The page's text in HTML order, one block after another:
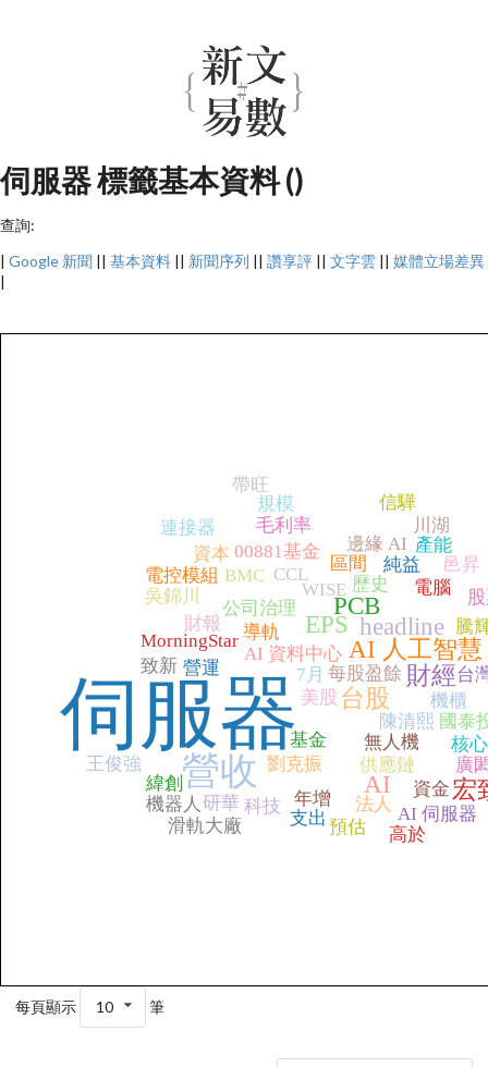
伺服器 標籤基本資料 ()
查詢:
| Google 新聞 || 基本資料 || 新聞序列 || 讚享評 || 文字雲 || 媒體立場差異
|
伺服器
營收
AI 人工智慧
台股
PCB
EPS
宏
AI
財經
headline
年增
每股盈餘
廣
財報
機器人
CCL
騰
吳錦川
產能
連接器
營運
陳清熙
電控模組
劉克振
緯創
公司治理
電腦
AI 資料中心
AI 伺服器
研華
無人機
邊緣 AI
美股
致新
WISE
信驊
供應鏈
核心
規模
支出
王俊強
區間
資本
基金
國泰
MorningStar
00881基金
台
科技
資金
川湖
毛利率
邑昇
滑軌大廠
帶旺
預估
BMC
7月
純益
機櫃
導軌
法人
歷史
高於
每頁顯示 10 筆